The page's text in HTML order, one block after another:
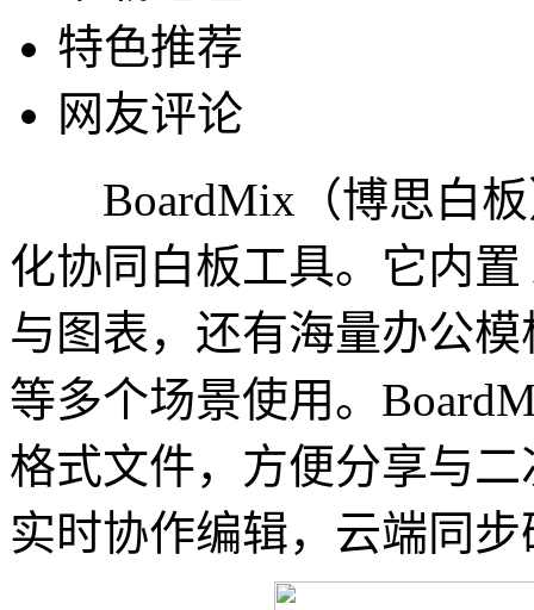
特色推荐
网友评论
BoardMix（博思白板
化协同白板工具。它内
与图表，还有海量办公
等多个场景使用。
格式文件，方便分享与
实时协作编辑，云端同